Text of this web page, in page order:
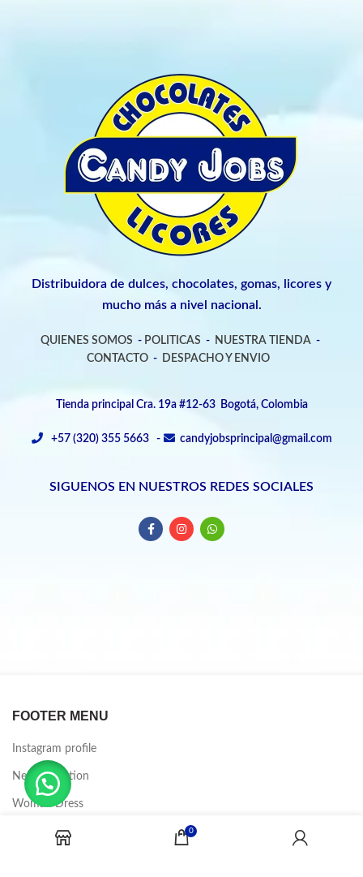
Distribuidora de dulces, chocolates, gomas, licores y
mucho más a nivel nacional.
QUIENES SOMOS - POLITICAS - NUESTRA TIENDA -
CONTACTO- DESPACHO Y ENVIO
Tienda principal Cra. 19a #12-63 Bogotá, Colombia
+57 (320) 355 5663 - candyjobsprincipal@gmail.com
SIGUENOS EN NUESTROS REDES SOCIALES
FOOTER MENU
Instagram profile
New Collection
Woman Dress
Contact Us 0